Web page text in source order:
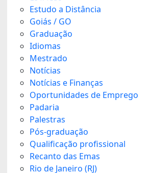
Estudo a Distância
Goiás / GO
Graduação
Idiomas
Mestrado
Notícias
Notícias e Finanças
Oportunidades de Emprego
Padaria
Palestras
Pós-graduação
Qualificação profissional
Recanto das Emas
Rio de Janeiro (RJ)